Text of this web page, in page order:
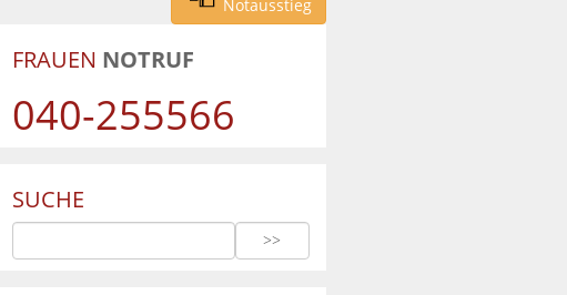
Notausstieg
FRAUEN NOTRUF
040-255566
SUCHE